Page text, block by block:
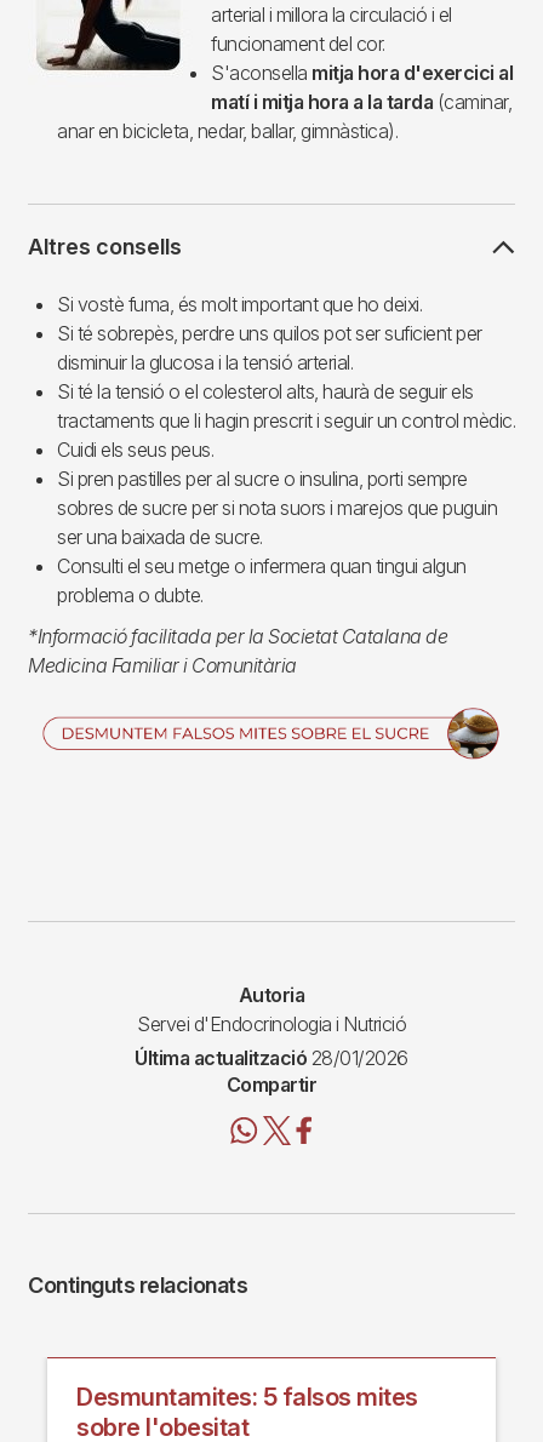
arterial i millora la circulació i el
funcionament del cor.
S'aconsella mitja hora d'exercici al
matí i mitja hora a la tarda (caminar,
anar en bicicleta, nedar, ballar, gimnàstica).
Altres consells
Si vostè fuma, és molt important que ho deixi.
Si té sobrepès, perdre uns quilos pot ser suficient per
disminuir la glucosa i la tensió arterial.
Si té la tensió o el colesterol alts, haurà de seguir els
tractaments que li hagin prescrit i seguir un control mèdic.
Cuidi els seus peus.
Si pren pastilles per al sucre o insulina, porti sempre
sobres de sucre per si nota suors i marejos que puguin
ser una baixada de sucre.
Consulti el seu metge o infermera quan tingui algun
problema o dubte.
*Informació facilitada per la Societat Catalana de
Medicina Familiar i Comunitària
Imagen
Autoria
Servei d'Endocrinologia i Nutrició
Última actualització 28/01/2026
Compartir
Continguts relacionats
Desmuntamites: 5 falsos mites
sobre l'obesitat